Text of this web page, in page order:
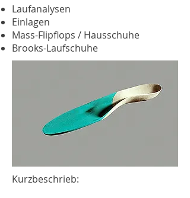
Laufanalysen
Einlagen
Mass-Flipflops / Hausschuhe
Brooks-Laufschuhe
Kurzbeschrieb: